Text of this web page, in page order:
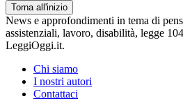
Torna all'inizio
News e approfondimenti in tema di
assistenziali, lavoro, disabilità, legge
LeggiOggi.it.
Chi siamo
I nostri autori
Contattaci